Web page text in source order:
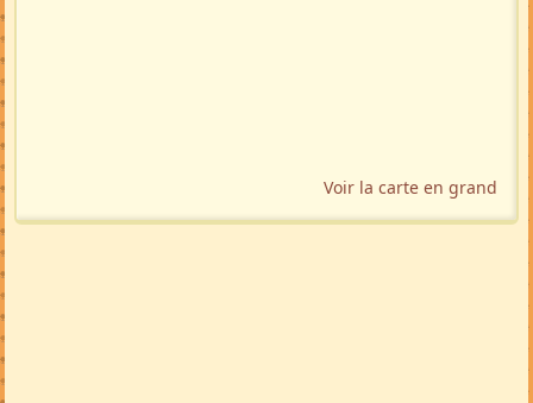
Voir la carte en grand